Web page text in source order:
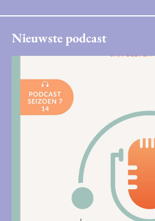
Nieuwste podcast